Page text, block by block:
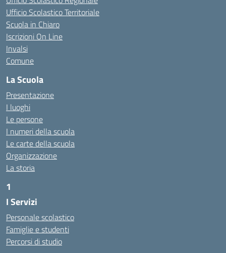
Ufficio Scolastico Territoriale
Scuola in Chiaro
Iscrizioni On Line
Invalsi
Comune
La Scuola
Presentazione
I luoghi
Le persone
I numeri della scuola
Le carte della scuola
Organizzazione
La storia
1
https://alwacomputer.id/contact/
https://blog.heptanalytics.com/flask-plotly-dashboard/
https://cambui.flyworld.com.br/
http://cl.rmuti.net/
I Servizi
Personale scolastico
Famiglie e studenti
Percorsi di studio